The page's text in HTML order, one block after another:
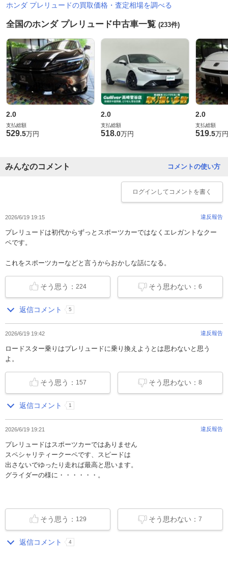
ホンダ プレリュードの買取価格・査定相場を調べる
全国のホンダ プレリュード中古車一覧 (233件)
2.0
支払総額
529.5万円
2.0
支払総額
518.0万円
2.0
支払総額
519.5万円
コメントの使い方
みんなのコメント
ログイン してコメントを書く
2026/6/19 19:15 違反報告
プレリュードは初代からずっとスポーツカーではなくエレガントなクー
ペです。
これをスポーツカーなどと言うからおかしな話になる。
そう思わない：6
そう思う： 224
返信コメント 5
2026/6/19 19:42 違反報告
ロードスター乗りはプレリュードに乗り換えようとは思わないと思う
よ。
そう思わない：8
そう思う： 157
返信コメント 1
2026/6/19 19:21 違反報告
プレリュードはスポーツカーではありません
スペシャリティークーペです、スピードは
出さないでゆったり走れば最高と思います。
グライダーの様に・・・・・・。
そう思わない：7
そう思う： 129
返信コメント 4